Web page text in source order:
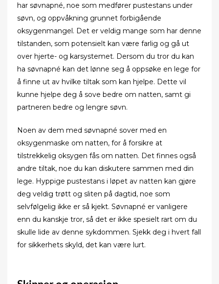
har søvnapné, noe som medfører pustestans under
søvn, og oppvåkning grunnet forbigående
oksygenmangel. Det er veldig mange som har denne
tilstanden, som potensielt kan være farlig og gå ut
over hjerte- og karsystemet. Dersom du tror du kan
ha søvnapné kan det lønne seg å oppsøke en lege for
å finne ut av hvilke tiltak som kan hjelpe. Dette vil
kunne hjelpe deg å sove bedre om natten, samt gi
partneren bedre og lengre søvn.
Noen av dem med søvnapné sover med en
oksygenmaske om natten, for å forsikre at
tilstrekkelig oksygen fås om natten. Det finnes også
andre tiltak, noe du kan diskutere sammen med din
lege. Hyppige pustestans i løpet av natten kan gjøre
deg veldig trøtt og sliten på dagtid, noe som
selvfølgelig ikke er så kjekt. Søvnapné er vanligere
enn du kanskje tror, så det er ikke spesielt rart om du
skulle lide av denne sykdommen. Sjekk deg i hvert fall
for sikkerhets skyld, det kan være lurt.